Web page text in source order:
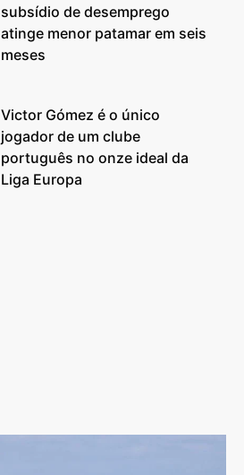
subsídio de desemprego
atinge menor patamar em seis
meses
Victor Gómez é o único
jogador de um clube
português no onze ideal da
Liga Europa